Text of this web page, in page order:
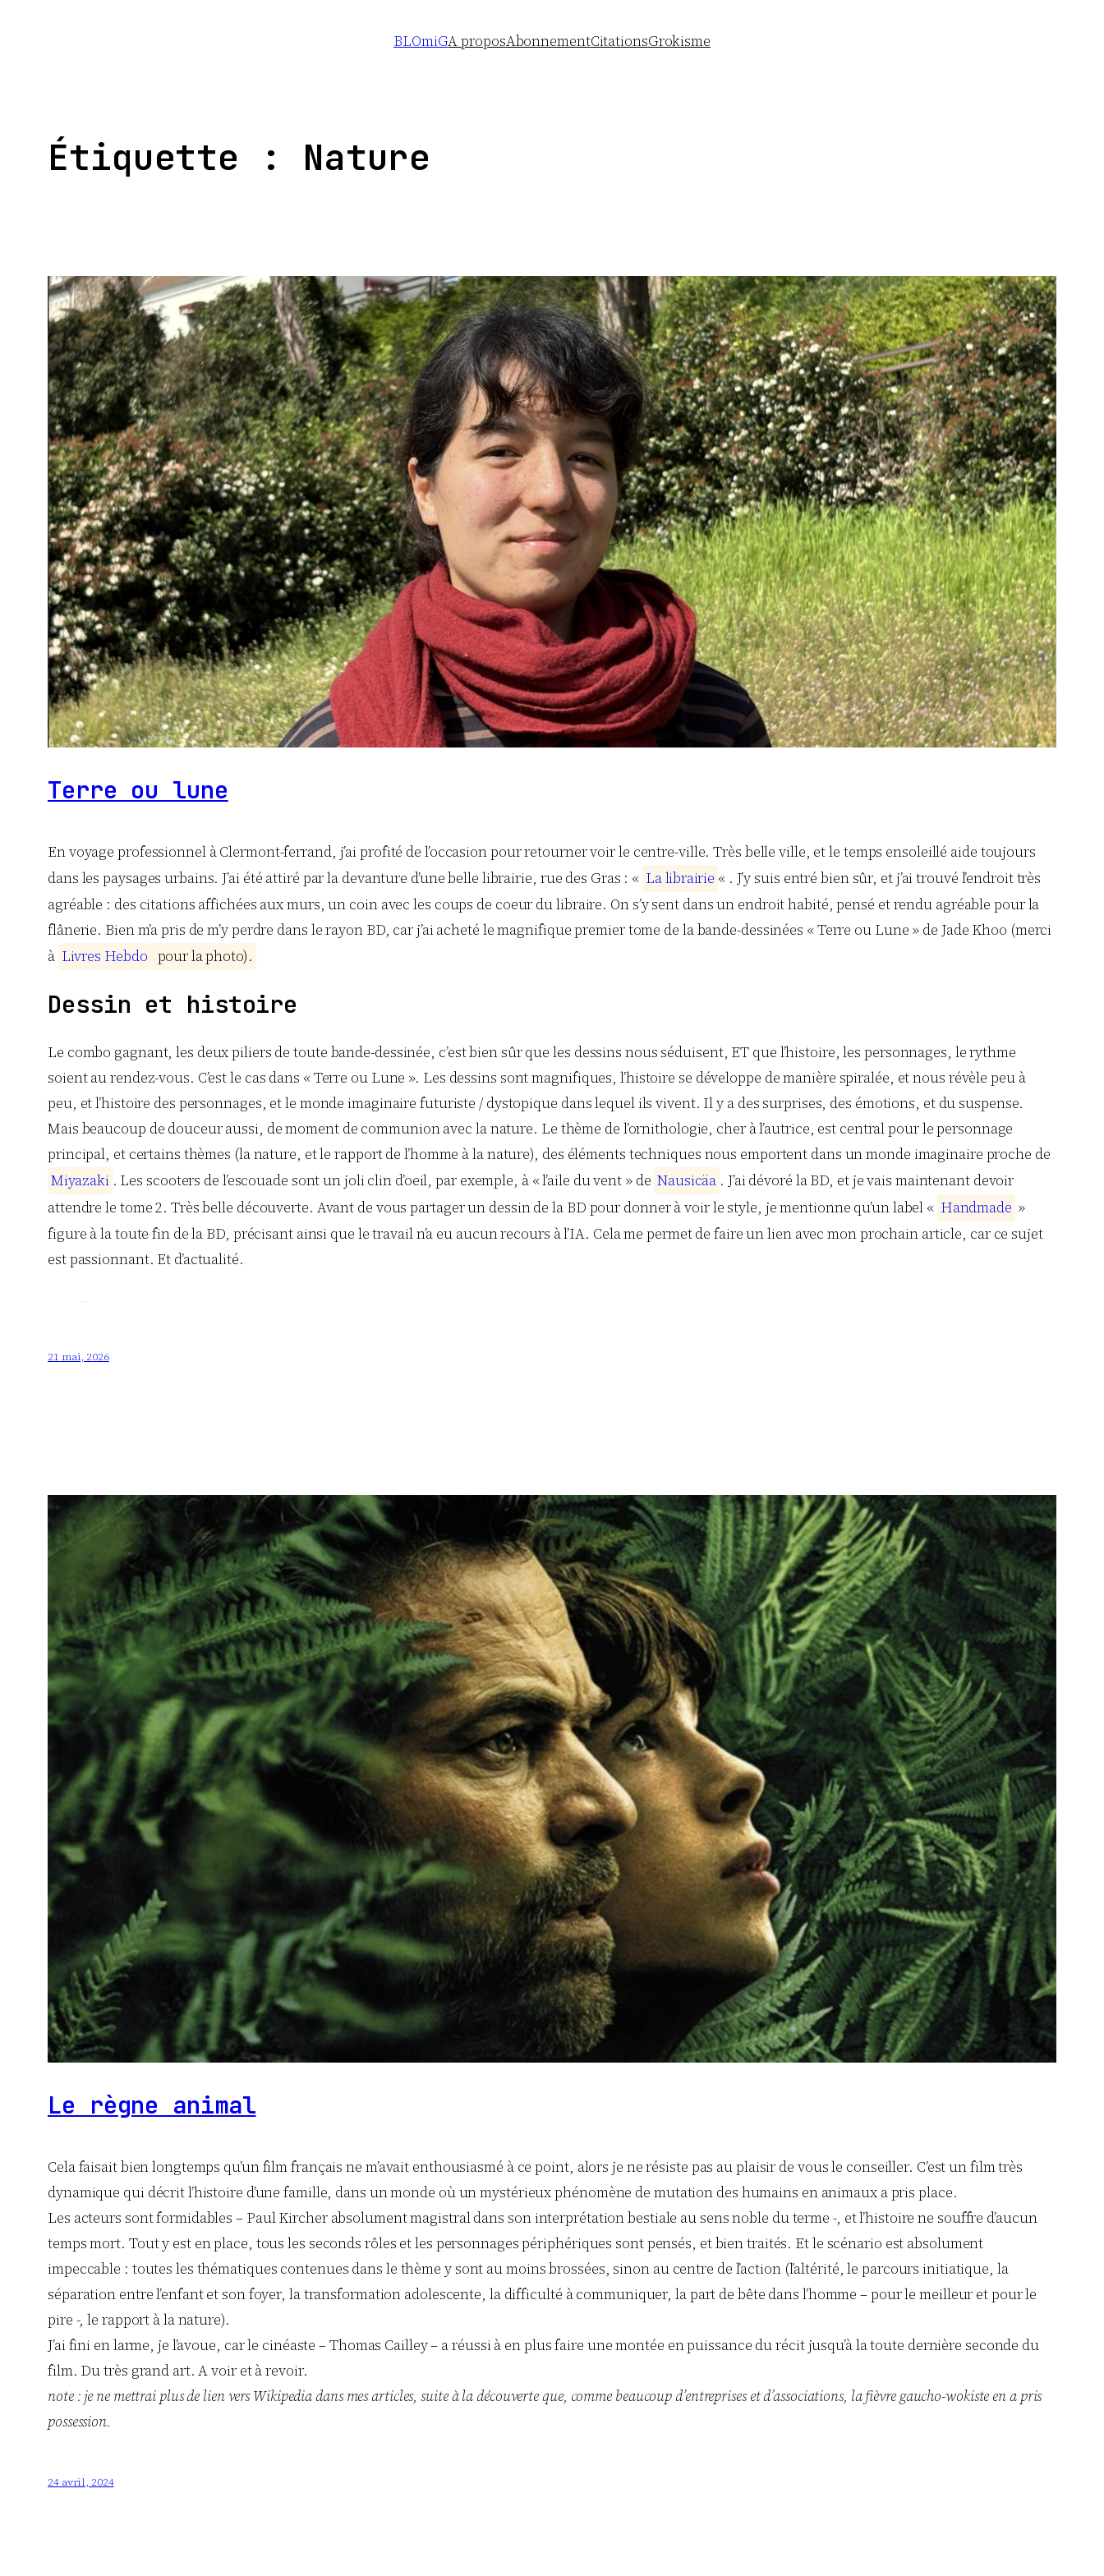
BLOmiGA proposAbonnementCitationsGrokisme
Étiquette : Nature
Terre ou lune
En voyage professionnel à Clermont-ferrand, j’ai profité de l’occasion pour retourner voir le centre-ville. Très belle ville, et le temps ensoleillé aide toujours
dans les paysages urbains. J’ai été attiré par la devanture d’une belle librairie, rue des Gras : « Lalibrairie « . J’y suis entré bien sûr, et j’ai trouvé l’endroit très
agréable : des citations affichées aux murs, un coin avec les coups de coeur du libraire. On s’y sent dans un endroit habité, pensé et rendu agréable pour la
flânerie. Bien m’a pris de m’y perdre dans le rayon BD, car j’ai acheté le magnifique premier tome de la bande-dessinées « Terre ou Lune » de Jade Khoo (merci
à Livres Hebdo pourlaphoto).
Dessin et histoire
Le combo gagnant, les deux piliers de toute bande-dessinée, c’est bien sûr que les dessins nous séduisent, ET que l’histoire, les personnages, le rythme
soient au rendez-vous. C’est le cas dans « Terre ou Lune ». Les dessins sont magnifiques, l’histoire se développe de manière spiralée, et nous révèle peu à
peu, et l’histoire des personnages, et le monde imaginaire futuriste / dystopique dans lequel ils vivent. Il y a des surprises, des émotions, et du suspense.
Mais beaucoup de douceur aussi, de moment de communion avec la nature. Le thème de l’ornithologie, cher à l’autrice, est central pour le personnage
principal, et certains thèmes (la nature, et le rapport de l’homme à la nature), des éléments techniques nous emportent dans un monde imaginaire proche de
Miyazaki . Les scooters de l’escouade sont un joli clin d’oeil, par exemple, à « l’aile du vent » de Nausicäa . J’ai dévoré la BD, et je vais maintenant devoir
attendre le tome 2. Très belle découverte. Avant de vous partager un dessin de la BD pour donner à voir le style, je mentionne qu’un label « Handmade »
figure à la toute fin de la BD, précisant ainsi que le travail n’a eu aucun recours à l’IA. Cela me permet de faire un lien avec mon prochain article, car ce sujet
est passionnant. Et d’actualité.
21 mai, 2026
Le règne animal
Cela faisait bien longtemps qu’un film français ne m’avait enthousiasmé à ce point, alors je ne résiste pas au plaisir de vous le conseiller. C’est un film très
dynamique qui décrit l’histoire d’une famille, dans un monde où un mystérieux phénomène de mutation des humains en animaux a pris place.
Les acteurs sont formidables – Paul Kircher absolument magistral dans son interprétation bestiale au sens noble du terme -, et l’histoire ne souffre d’aucun
temps mort. Tout y est en place, tous les seconds rôles et les personnages périphériques sont pensés, et bien traités. Et le scénario est absolument
impeccable : toutes les thématiques contenues dans le thème y sont au moins brossées, sinon au centre de l’action (l’altérité, le parcours initiatique, la
séparation entre l’enfant et son foyer, la transformation adolescente, la difficulté à communiquer, la part de bête dans l’homme – pour le meilleur et pour le
pire -, le rapport à la nature).
J’ai fini en larme, je l’avoue, car le cinéaste – Thomas Cailley – a réussi à en plus faire une montée en puissance du récit jusqu’à la toute dernière seconde du
film. Du très grand art. A voir et à revoir.
note : je ne mettrai plus de lien vers Wikipedia dans mes articles, suite à la découverte que, comme beaucoup d’entreprises et d’associations, la fièvre gaucho-wokiste en a pris
possession.
24 avril, 2024